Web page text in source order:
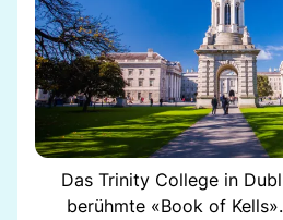
Das Trinity College in
berühmte «Book of